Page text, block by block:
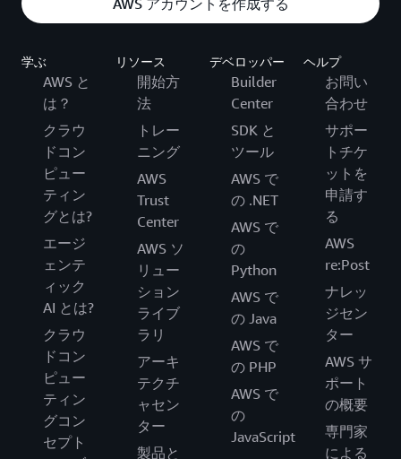
AWS アカウントを作成する
学ぶ
AWS と
は？
クラウ
ドコン
ピュー
ティン
グとは?
エージ
ェンテ
ィック
AI とは?
クラウ
ドコン
ピュー
ティン
グコン
セプト
リソース
開始方
法
トレー
ニング
AWS
Trust
Center
AWS ソ
リュー
ション
ライブ
ラリ
アーキ
テクチ
ャセン
ター
製品と
デベロッパー
Builder
Center
SDK と
ツール
AWS で
の .NET
AWS で
の
Python
AWS で
の Java
AWS で
の PHP
AWS で
の
JavaScript
ヘルプ
お問い
合わせ
サポー
トチケ
ットを
申請す
る
AWS
re:Post
ナレッ
ジセン
ター
AWS サ
ポート
の概要
専門家
による